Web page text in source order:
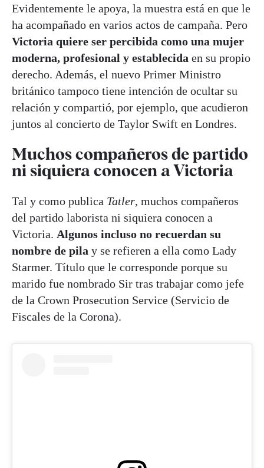
Evidentemente le apoya, la muestra está en que le
ha acompañado en varios actos de campaña. Pero
Victoria quiere ser percibida como una mujer
moderna, profesional y establecida en su propio
derecho. Además, el nuevo Primer Ministro
británico tampoco tiene intención de ocultar su
relación y compartió, por ejemplo, que acudieron
juntos al concierto de Taylor Swift en Londres.
Muchos compañeros de partido
ni siquiera conocen a Victoria
Tal y como publica Tatler, muchos compañeros
del partido laborista ni siquiera conocen a
Victoria. Algunos incluso no recuerdan su
nombre de pila y se refieren a ella como Lady
Starmer. Título que le corresponde porque su
marido fue nombrado Sir tras trabajar como jefe
de la Crown Prosecution Service (Servicio de
Fiscales de la Corona).